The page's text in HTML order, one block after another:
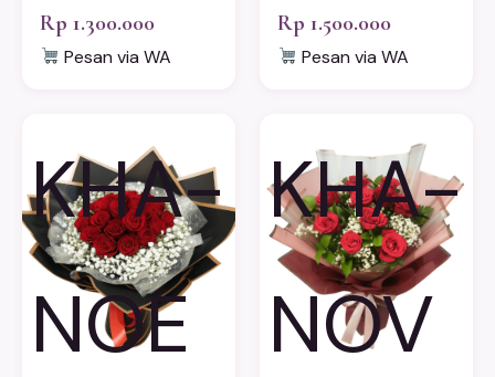
Rp 1.300.000
Pesan via WA
Rp 1.500.000
Pesan via WA
KHA-
NOE
KHA-
NOV